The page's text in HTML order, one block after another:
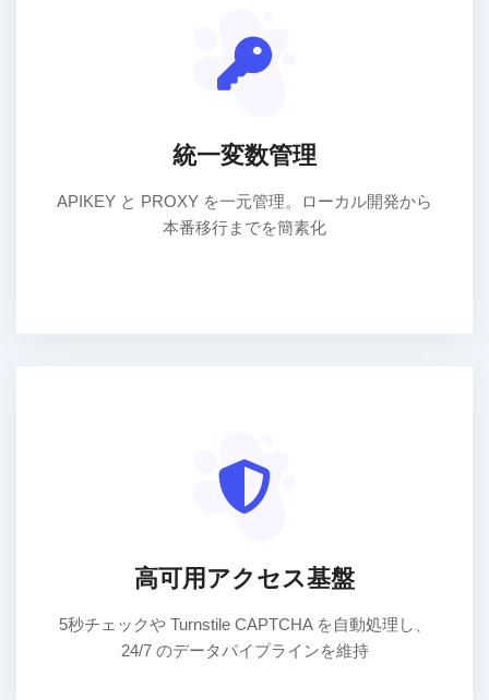
統一変数管理
APIKEY と PROXY を一元管理。ローカル開発から
本番移行までを簡素化
高可用アクセス基盤
5秒チェックや Turnstile CAPTCHA を自動処理し、
24/7 のデータパイプラインを維持